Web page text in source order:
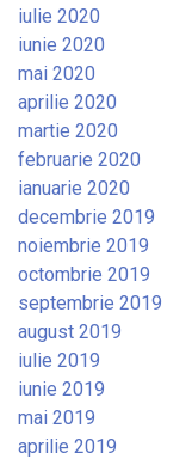
iulie 2020
iunie 2020
mai 2020
aprilie 2020
martie 2020
februarie 2020
ianuarie 2020
decembrie 2019
noiembrie 2019
octombrie 2019
septembrie 2019
august 2019
iulie 2019
iunie 2019
mai 2019
aprilie 2019